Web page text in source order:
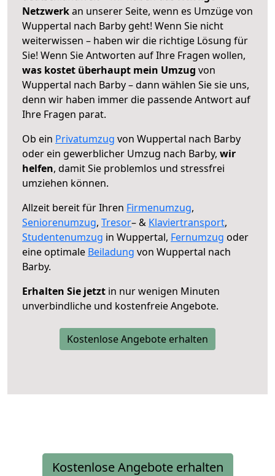
Netzwerkan unserer Seite, wenn es Umzüge von
Wuppertal nach Barby geht! Wenn Sie nicht
weiterwissen – haben wir die richtige Lösung für
Sie! Wenn Sie Antworten auf Ihre Fragen wollen,
was kostet überhaupt mein Umzug von
Wuppertal nach Barby – dann wählen Sie sie uns,
denn wir haben immer die passende Antwort auf
Ihre Fragen parat.
Ob ein Privatumzug von Wuppertal nach Barby
oder ein gewerblicher Umzug nach Barby, wir
helfen, damit Sie problemlos und stressfrei
umziehen können.
Allzeit bereit für Ihren Firmenumzug,
Seniorenumzug, Tresor– & Klaviertransport,
Studentenumzug in Wuppertal, Fernumzug oder
eine optimale Beiladung von Wuppertal nach
Barby.
Erhalten Sie jetzt in nur wenigen Minuten
unverbindliche und kostenfreie Angebote.
Kostenlose Angebote erhalten
Kostenlose Angebote erhalten